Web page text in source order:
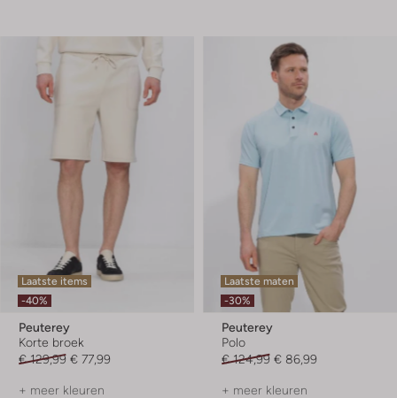
Laatste items
-40%
Peuterey
Korte broek
€ 129,99 € 77,99
+ meer kleuren
Laatste maten
-30%
Peuterey
Polo
€ 124,99 € 86,99
+ meer kleuren